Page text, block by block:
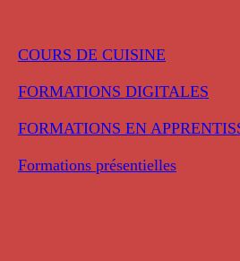
COURS DE CUISINE
FORMATIONS DIGITALES
FORMATIONS EN
Formations présentielles